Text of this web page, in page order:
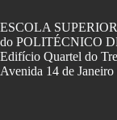
ESCOLA
do POLITÉCNICO
Edifício Quartel do
Avenida 14 de